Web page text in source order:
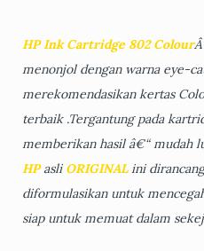
HP Ink Cartridge 802 Colour
menonjol dengan warna eye-
merekomendasikan kertas
terbaik .Tergantung pada
memberikan hasil â€“ mudah
HPasli ORIGINALini
diformulasikan untuk
siap untuk memuat dalam